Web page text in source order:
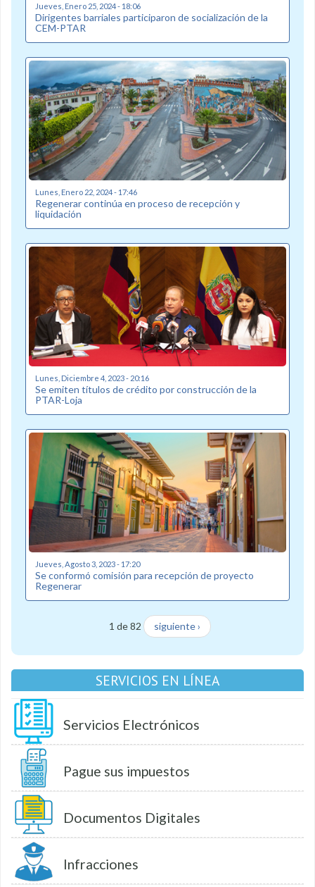
Jueves, Enero 25, 2024 - 18:06
Dirigentes barriales participaron de socialización de la
CEM-PTAR
Lunes, Enero 22, 2024 - 17:46
Regenerar continúa en proceso de recepción y
liquidación
Lunes, Diciembre 4, 2023 - 20:16
Se emiten títulos de crédito por construcción de la
PTAR-Loja
Jueves, Agosto 3, 2023 - 17:20
Se conformó comisión para recepción de proyecto
Regenerar
1 de 82 siguiente ›
SERVICIOS EN LÍNEA
Servicios Electrónicos
Pague sus impuestos
Documentos Digitales
Infracciones